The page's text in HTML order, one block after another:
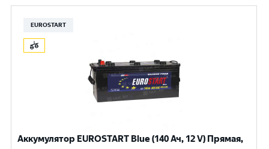
EUROSTART
Аккумулятор EUROSTART Blue (140 Ач, 12 V) Прямая,